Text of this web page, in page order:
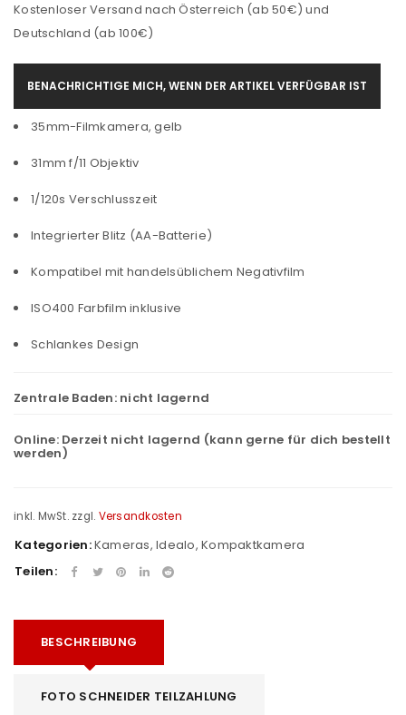
Kostenloser Versand nach Österreich (ab 50€) und
Deutschland (ab 100€)
BENACHRICHTIGE MICH, WENN DER ARTIKEL VERFÜGBAR IST
35mm-Filmkamera, gelb
31mm f/11 Objektiv
1/120s Verschlusszeit
Integrierter Blitz (AA-Batterie)
Kompatibel mit handelsüblichem Negativfilm
ISO400 Farbfilm inklusive
Schlankes Design
Zentrale Baden: nicht lagernd
Online: Derzeit nicht lagernd (kann gerne für dich bestellt
werden)
inkl. MwSt. zzgl. Versandkosten
Kategorien:Kameras, Idealo, Kompaktkamera
Teilen:
BESCHREIBUNG
FOTO SCHNEIDER TEILZAHLUNG